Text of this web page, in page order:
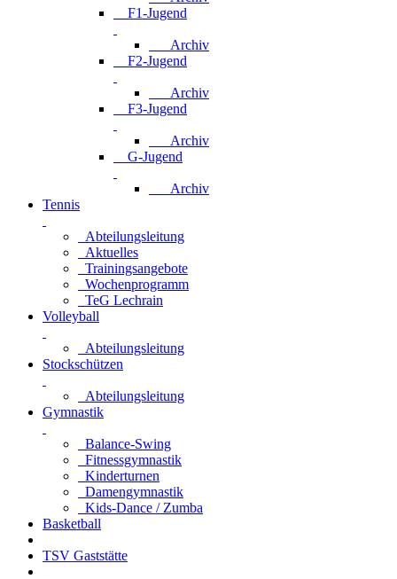
F1-Jugend
Archiv
F2-Jugend
Archiv
F3-Jugend
Archiv
G-Jugend
Archiv
Tennis
Abteilungsleitung
Aktuelles
Trainingsangebote
Wochenprogramm
TeG Lechrain
Volleyball
Abteilungsleitung
Stockschützen
Abteilungsleitung
Gymnastik
Balance-Swing
Fitnessgymnastik
Kinderturnen
Damengymnastik
Kids-Dance / Zumba
Basketball
TSV Gaststätte